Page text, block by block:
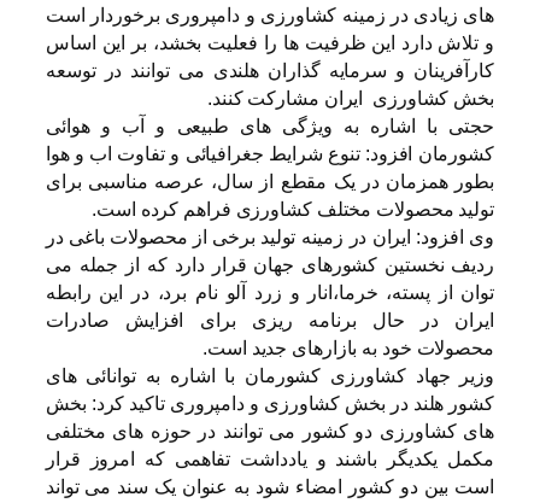
های زیادی در زمینه کشاورزی و دامپروری برخوردار است
و تلاش دارد این ظرفیت ها را فعلیت بخشد، بر این اساس
کارآفرینان و سرمایه گذاران هلندی می توانند در توسعه
بخش کشاورزی ایران مشارکت کنند.
حجتی با اشاره به ویژگی های طبیعی و آب و هوائی
کشورمان افزود: تنوع شرایط جغرافیائی و تفاوت اب و هوا
بطور همزمان در یک مقطع از سال، عرصه مناسبی برای
تولید محصولات مختلف کشاورزی فراهم کرده است.
وی افزود: ایران در زمینه تولید برخی از محصولات باغی در
ردیف نخستین کشورهای جهان قرار دارد که از جمله می
توان از پسته، خرما،انار و زرد آلو نام برد، در این رابطه
ایران در حال برنامه ریزی برای افزایش صادرات
محصولات خود به بازارهای جدید است.
وزیر جهاد کشاورزی کشورمان با اشاره به توانائی های
کشور هلند در بخش کشاورزی و دامپروری تاکید کرد: بخش
های کشاورزی دو کشور می توانند در حوزه های مختلفی
مکمل یکدیگر باشند و یادداشت تفاهمی که امروز قرار
است بین دو کشور امضاء شود به عنوان یک سند می تواند